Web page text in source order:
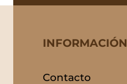
INFORMACIÓN
Contacto